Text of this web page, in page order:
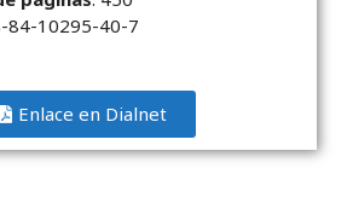
84-10295-40-7
Enlace en Dialnet